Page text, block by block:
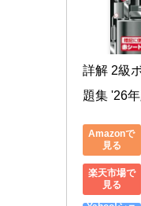
詳解 2級
題集 '26
Amazonで
見る
楽天市場で
見る